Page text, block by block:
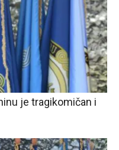
je tragikomičan i